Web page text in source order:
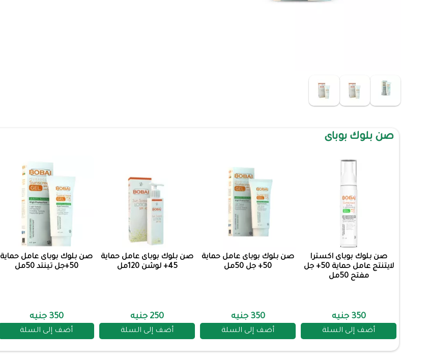
صن بلوك بوباى
صن بلوك بوباى اكسترا
لايتنتج عامل حماية 50+ جل
مفتح 50مل
350 جنيه
أضف إلى السلة
صن بلوك بوباى عامل حماية
50+ جل 50مل
350 جنيه
أضف إلى السلة
صن بلوك بوباى عامل حماية
45+ لوشن 120مل
250 جنيه
أضف إلى السلة
صن بلوك بوباى عامل حماية
50+جل تينتد 50مل
350 جنيه
أضف إلى السلة